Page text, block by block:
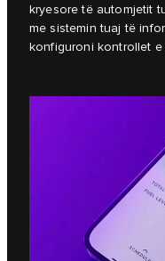
kryesore të automjetit
me sistemin tuaj të
konfiguroni kontrollet